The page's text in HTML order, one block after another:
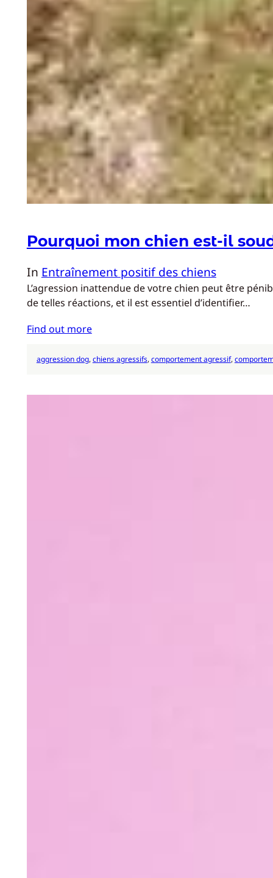
Pourquoi mon chien est-il
In Entraînement positif des chiens
L’agression inattendue de votre chien peut être
de telles réactions, et il est essentiel d’identifier…
Find out more
aggression dog, chiens agressifs, comportement agressif,